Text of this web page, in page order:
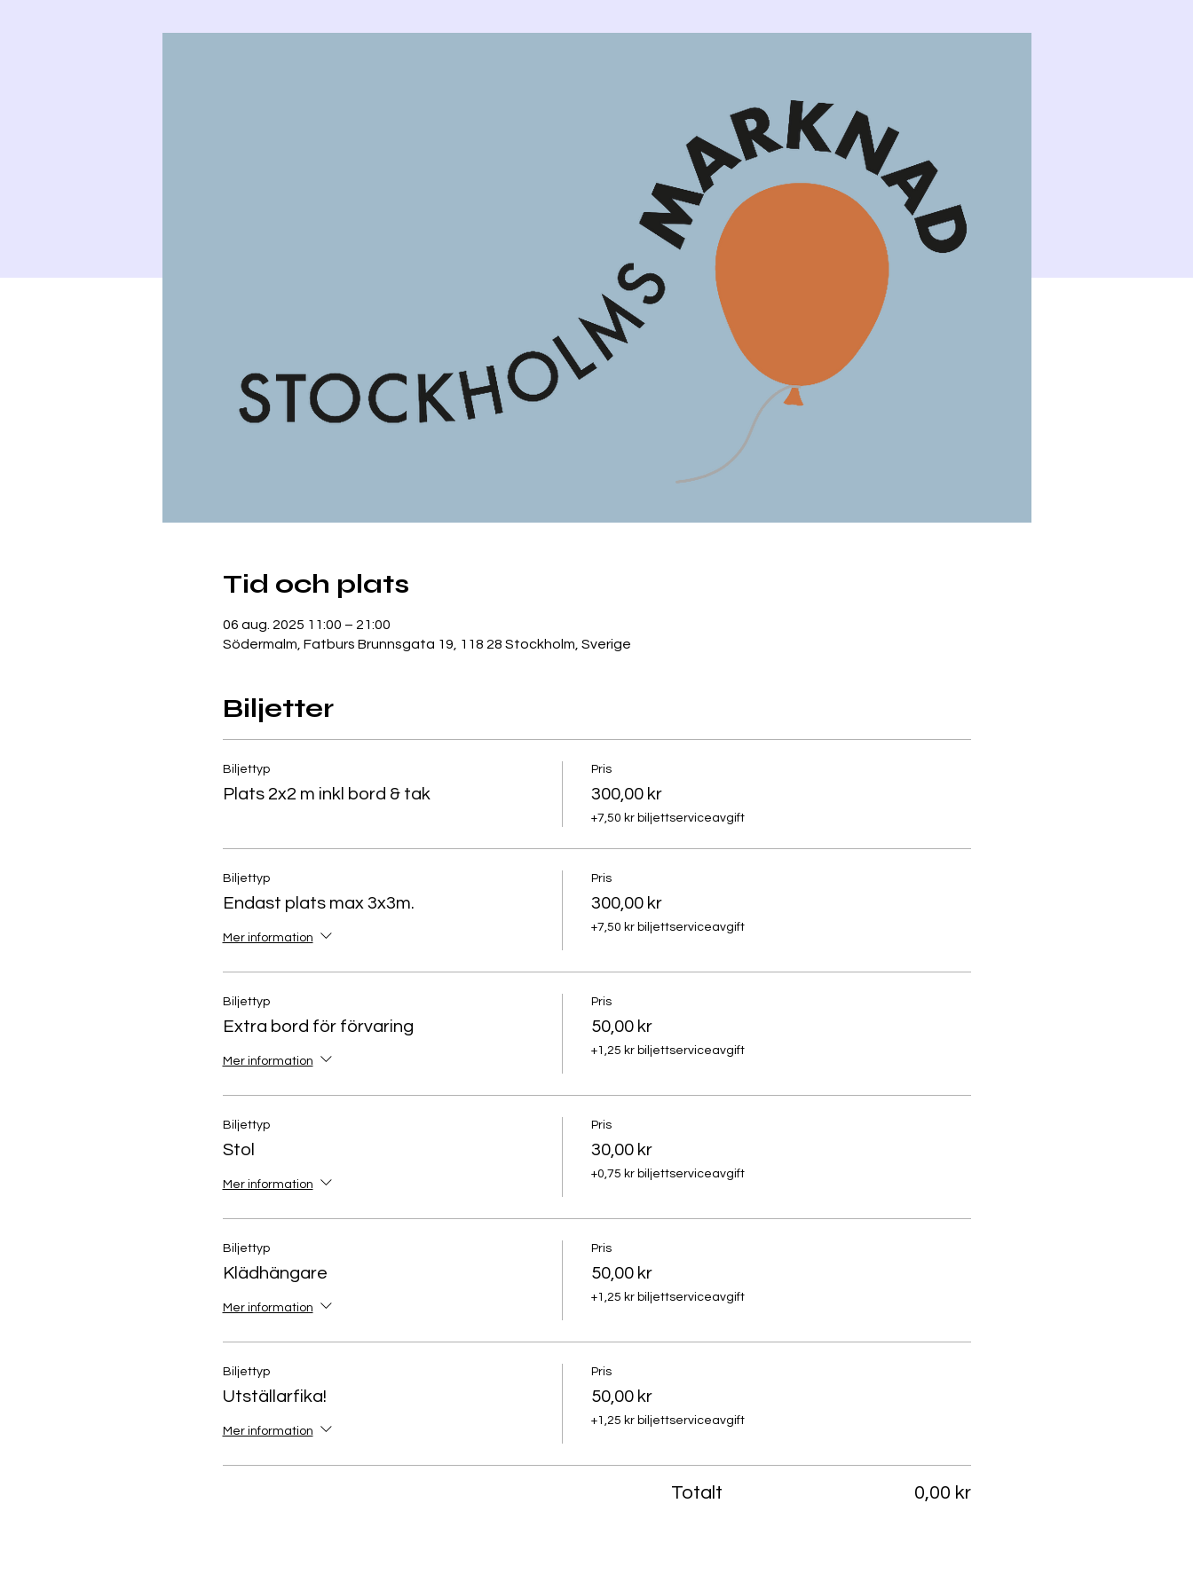
Tid och plats
06 aug. 2025 11:00 – 21:00
Södermalm, Fatburs Brunnsgata 19, 118 28 Stockholm, Sverige
Biljetter
Biljettyp
Plats 2x2 m inkl bord & tak
Pris
300,00 kr
+7,50 kr biljettserviceavgift
Biljettyp
Endast plats max 3x3m.
Mer information
Pris
300,00 kr
+7,50 kr biljettserviceavgift
Biljettyp
Extra bord för förvaring
Mer information
Pris
50,00 kr
+1,25 kr biljettserviceavgift
Biljettyp
Stol
Mer information
Pris
30,00 kr
+0,75 kr biljettserviceavgift
Biljettyp
Klädhängare
Mer information
Pris
50,00 kr
+1,25 kr biljettserviceavgift
Biljettyp
Utställarfika!
Mer information
Pris
50,00 kr
+1,25 kr biljettserviceavgift
Totalt 0,00 kr